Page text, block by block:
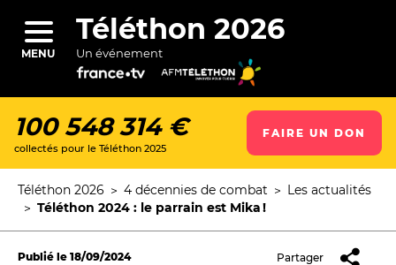
contenu
principal
MENU
Téléthon 2026
Un événement
100 548 314 €
collectés pour le Téléthon 2025
FAIRE UN DON
Téléthon 2026 4 décennies de combat
Les actualités
Téléthon 2024 : le parrain est Mika !
Publié le 18/09/2024 Partager